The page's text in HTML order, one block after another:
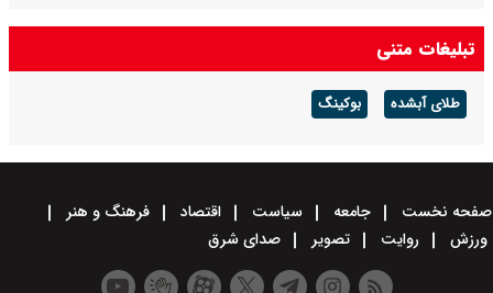
تبادل اطلاعاتی آمریکا با اوکراین در بحبوجه حملات سنگین روسیه مجددا
افزایش یافت
تبلیغات متنی
طلای آبشده بوکینگ
صفحه نخست جامعه سیاست اقتصاد
فرهنگ و هنر
ورزش
روایت تصویر صدای شرق